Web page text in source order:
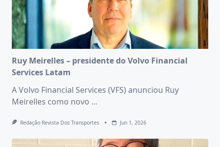
Ruy Meirelles – presidente do Volvo Financial
Services Latam
A Volvo Financial Services (VFS) anunciou Ruy
Meirelles como novo ...
Redação Revista Dos Transportes Jun 1, 2026